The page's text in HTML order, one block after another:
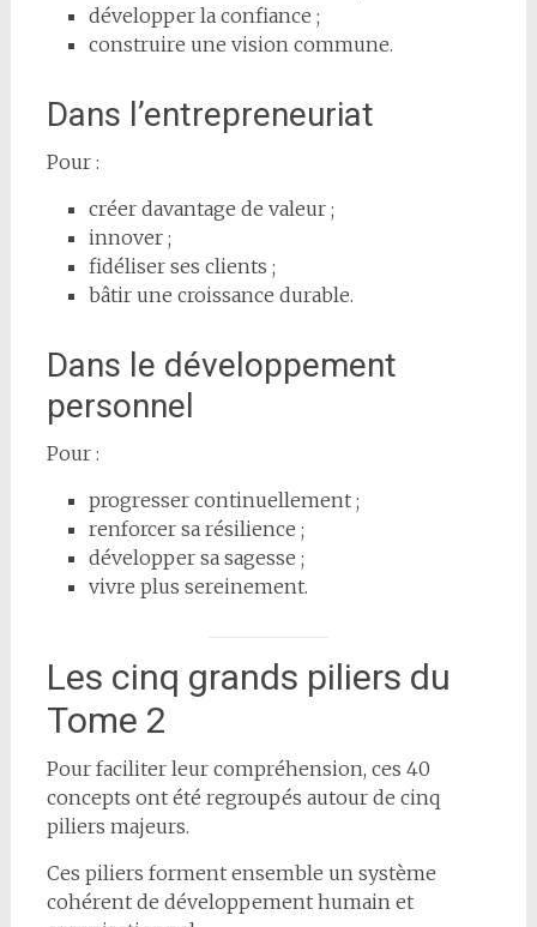
développer la confiance ;
construire une vision commune.
Dans l’entrepreneuriat
Pour :
créer davantage de valeur ;
innover ;
fidéliser ses clients ;
bâtir une croissance durable.
Dans le développement
personnel
Pour :
progresser continuellement ;
renforcer sa résilience ;
développer sa sagesse ;
vivre plus sereinement.
Les cinq grands piliers du
Tome 2
Pour faciliter leur compréhension, ces 40
concepts ont été regroupés autour de cinq
piliers majeurs.
Ces piliers forment ensemble un système
cohérent de développement humain et